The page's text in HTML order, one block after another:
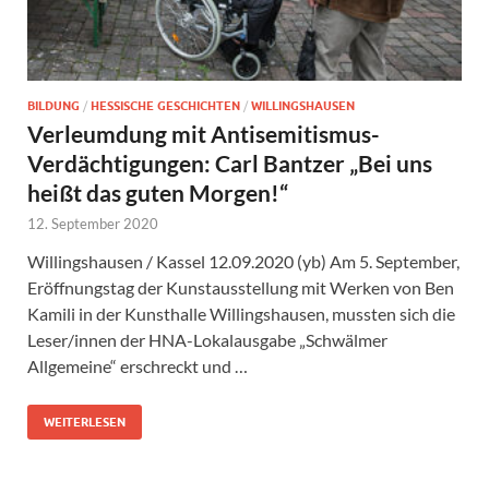
BILDUNG / HESSISCHE GESCHICHTEN / WILLINGSHAUSEN
Verleumdung mit Antisemitismus-
Verdächtigungen: Carl Bantzer „Bei uns
heißt das guten Morgen!“
12. September 2020
Willingshausen / Kassel 12.09.2020 (yb) Am 5. September,
Eröffnungstag der Kunstausstellung mit Werken von Ben
Kamili in der Kunsthalle Willingshausen, mussten sich die
Leser/innen der HNA-Lokalausgabe „Schwälmer
Allgemeine“ erschreckt und …
WEITERLESEN